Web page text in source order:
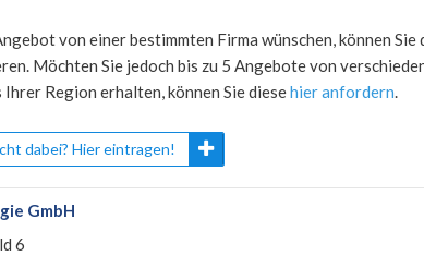
von einer bestimmten Firma wünschen, können Sie
Möchten Sie jedoch bis zu 5 Angebote von
Region erhalten, können Sie diesehier anfordern.
dabei? Hier eintragen!
GmbH
6